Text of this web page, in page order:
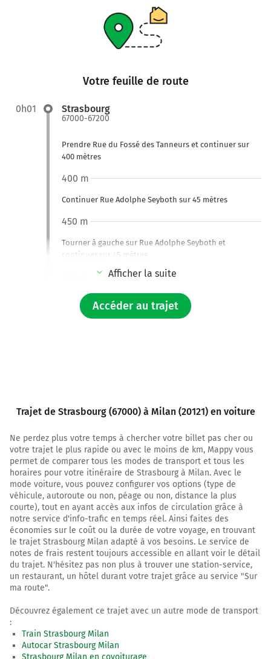
Votre feuille de route
0h01 Strasbourg
67000-67200
Prendre Rue du Fossé des Tanneurs et continuer sur
400 mètres
Continuer Rue Adolphe Seyboth sur 45 mètres
400 m
Tourner à gauche sur Rue Adolphe Seyboth et
continuer sur 45 mètres
450 m
Tourner légèrement à droite sur Quai de Turckheim et
continuer sur 150 mètres
continuer sur 130 mètres
700 m
Tourner à droite sur Rue Sainte-Marguerite et
continuer sur 140 mètres
800 m
Tourner à gauche sur Rue de Molsheim et continuer sur
1 kilomètre
1,0 km
mètres
2,0 km
2,5 km
Afficher la suite
Accéder au trajet
Trajet de Strasbourg (67000) à Milan (20121) en voiture
Ne perdez plus votre temps à chercher votre billet pas cher ou
votre trajet le plus rapide ou avec le moins de km, Mappy vous
permet de comparer tous les modes de transport et tous les
horaires pour votre itinéraire de Strasbourg à Milan. Avec le
mode voiture, vous pouvez configurer vos options (type de
véhicule, autoroute ou non, péage ou non, distance la plus
courte), tout en ayant accès aux infos de circulation grâce à
notre service d'info-trafic en temps réel. Ainsi faites des
économies sur le coût ou la durée de votre voyage, en trouvant
le trajet Strasbourg Milan adapté à vos besoins. Le service de
notes de frais restent toujours accessible en allant voir le détail
du trajet. N'hésitez pas non plus à trouver une station-service,
un restaurant, un hôtel durant votre trajet grâce au service "Sur
ma route".
Découvrez également ce trajet avec un autre mode de transport
:
Train Strasbourg Milan
Autocar Strasbourg Milan
Strasbourg Milan en covoiturage